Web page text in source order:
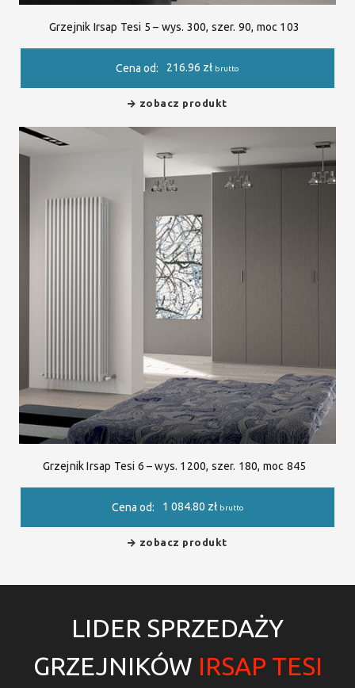
Grzejnik Irsap Tesi 5 – wys. 300, szer. 90, moc 103
Cena od: 216.96 zł brutto
zobacz produkt
Grzejnik Irsap Tesi 6 – wys. 1200, szer. 180, moc 845
Cena od: 1 084.80 zł brutto
zobacz produkt
LIDER SPRZEDAŻY
GRZEJNIKÓW IRSAP TESI